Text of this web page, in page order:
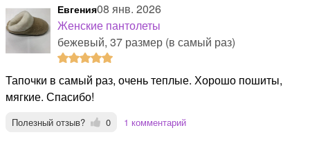
Евгения08 янв. 2026
Женские пантолеты
бежевый, 37 размер (в самый раз)
Тапочки в самый раз, очень теплые. Хорошо пошиты,
мягкие. Спасибо!
Полезный отзыв? 0 1 комментарий